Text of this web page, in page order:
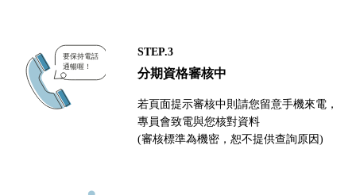
STEP.3
分期資格審核中
若頁面提示審核中則請您留意手機來電，
專員會致電與您核對資料
(審核標準為機密，恕不提供查詢原因)